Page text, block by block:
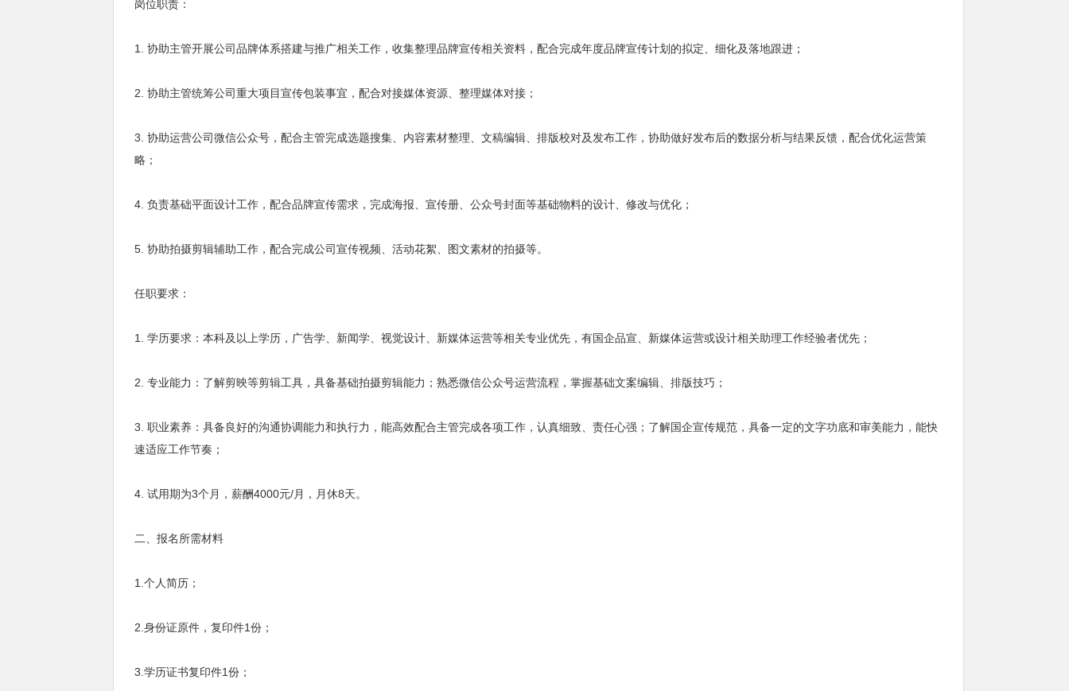
岗位职责：
1. 协助主管开展公司品牌体系搭建与推广相关工作，收集整理品牌宣传相关资料，配合完成年度品牌宣传计划的拟定、细化及落地跟进；
2. 协助主管统筹公司重大项目宣传包装事宜，配合对接媒体资源、整理媒体对接；
3. 协助运营公司微信公众号，配合主管完成选题搜集、内容素材整理、文稿编辑、排版校对及发布工作，协助做好发布后的数据分析与结果反馈，配合优化运营策
略；
4. 负责基础平面设计工作，配合品牌宣传需求，完成海报、宣传册、公众号封面等基础物料的设计、修改与优化；
5. 协助拍摄剪辑辅助工作，配合完成公司宣传视频、活动花絮、图文素材的拍摄等。
任职要求：
1. 学历要求：本科及以上学历，广告学、新闻学、视觉设计、新媒体运营等相关专业优先，有国企品宣、新媒体运营或设计相关助理工作经验者优先；
2. 专业能力：了解剪映等剪辑工具，具备基础拍摄剪辑能力；熟悉微信公众号运营流程，掌握基础文案编辑、排版技巧；
3. 职业素养：具备良好的沟通协调能力和执行力，能高效配合主管完成各项工作，认真细致、责任心强；了解国企宣传规范，具备一定的文字功底和审美能力，能快
速适应工作节奏；
4. 试用期为3个月，薪酬4000元/月，月休8天。
二、报名所需材料
1.个人简历；
2.身份证原件，复印件1份；
3.学历证书复印件1份；